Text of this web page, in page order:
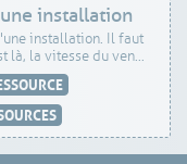
installation
installation. Il faut
là, la vitesse du ven...